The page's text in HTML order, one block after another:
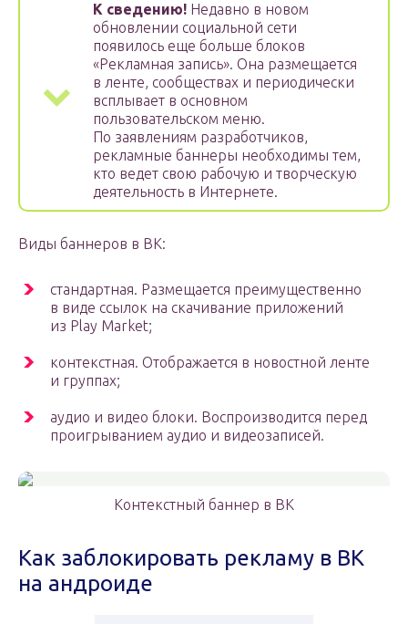
К сведению! Недавно в новом
обновлении социальной сети
появилось еще больше блоков
«Рекламная запись». Она размещается
в ленте, сообществах и периодически
всплывает в основном
пользовательском меню.
По заявлениям разработчиков,
рекламные баннеры необходимы тем,
кто ведет свою рабочую и творческую
деятельность в Интернете.
Виды баннеров в ВК:
стандартная. Размещается преимущественно
в виде ссылок на скачивание приложений
из Play Market;
контекстная. Отображается в новостной ленте
и группах;
аудио и видео блоки. Воспроизводится перед
проигрыванием аудио и видеозаписей.
Контекстный баннер в ВК
Как заблокировать рекламу в ВК
на андроиде